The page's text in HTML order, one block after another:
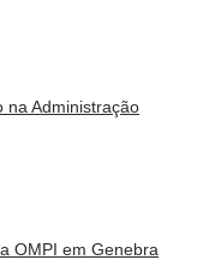
na Administração
OMPI em Genebra